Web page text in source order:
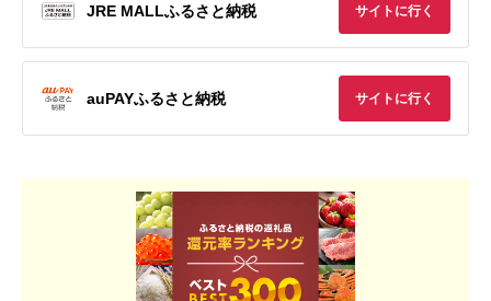
JRE MALLふるさと納税 サイトに行く
auPAYふるさと納税 サイトに行く